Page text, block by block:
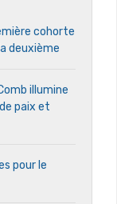
cohorte
deuxième
illumine
paix et
pour le